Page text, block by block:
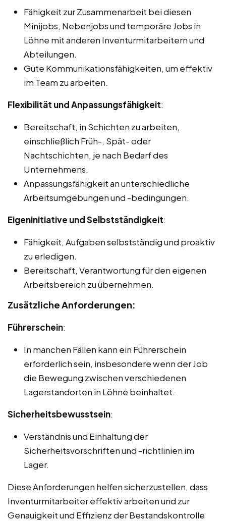
Fähigkeit zur Zusammenarbeit bei diesen
Minijobs, Nebenjobs und temporäre Jobs in
Löhne mit anderen Inventurmitarbeitern und
Abteilungen.
Gute Kommunikationsfähigkeiten, um effektiv
im Team zu arbeiten.
Flexibilität und Anpassungsfähigkeit:
Bereitschaft, in Schichten zu arbeiten,
einschließlich Früh-, Spät- oder
Nachtschichten, je nach Bedarf des
Unternehmens.
Anpassungsfähigkeit an unterschiedliche
Arbeitsumgebungen und -bedingungen.
Eigeninitiative und Selbstständigkeit:
Fähigkeit, Aufgaben selbstständig und proaktiv
zu erledigen.
Bereitschaft, Verantwortung für den eigenen
Arbeitsbereich zu übernehmen.
Zusätzliche Anforderungen:
Führerschein:
In manchen Fällen kann ein Führerschein
erforderlich sein, insbesondere wenn der Job
die Bewegung zwischen verschiedenen
Lagerstandorten in Löhne beinhaltet.
Sicherheitsbewusstsein:
Verständnis und Einhaltung der
Sicherheitsvorschriften und -richtlinien im
Lager.
Diese Anforderungen helfen sicherzustellen, dass
Inventurmitarbeiter effektiv arbeiten und zur
Genauigkeit und Effizienz der Bestandskontrolle